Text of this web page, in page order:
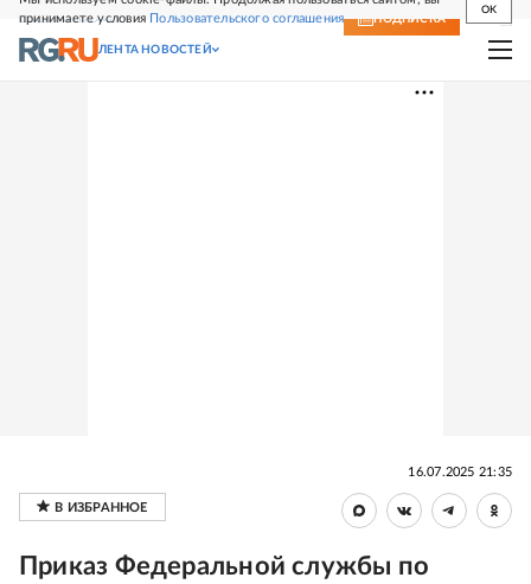
принимаете условия Пользовательского соглашения
OK
СВЕЖИЙ НОМЕР ПОДПИСКА
ЛЕНТА НОВОСТЕЙ
16.07.2025 21:35
Приказ Федеральной службы по